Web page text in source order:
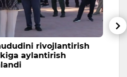
uchun sudlangan
qabul qilishga